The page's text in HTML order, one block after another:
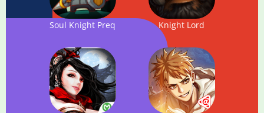
Soul Knight Prequel Knight Lord